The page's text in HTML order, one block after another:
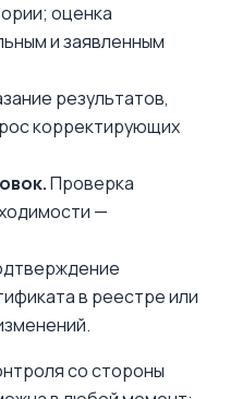
оценка
и заявленным
результатов,
корректирующих
Проверка
—
в реестре или
со стороны